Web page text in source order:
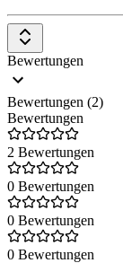
Bewertungen
Bewertungen (2)
Bewertungen
2 Bewertungen
0 Bewertungen
0 Bewertungen
0 Bewertungen